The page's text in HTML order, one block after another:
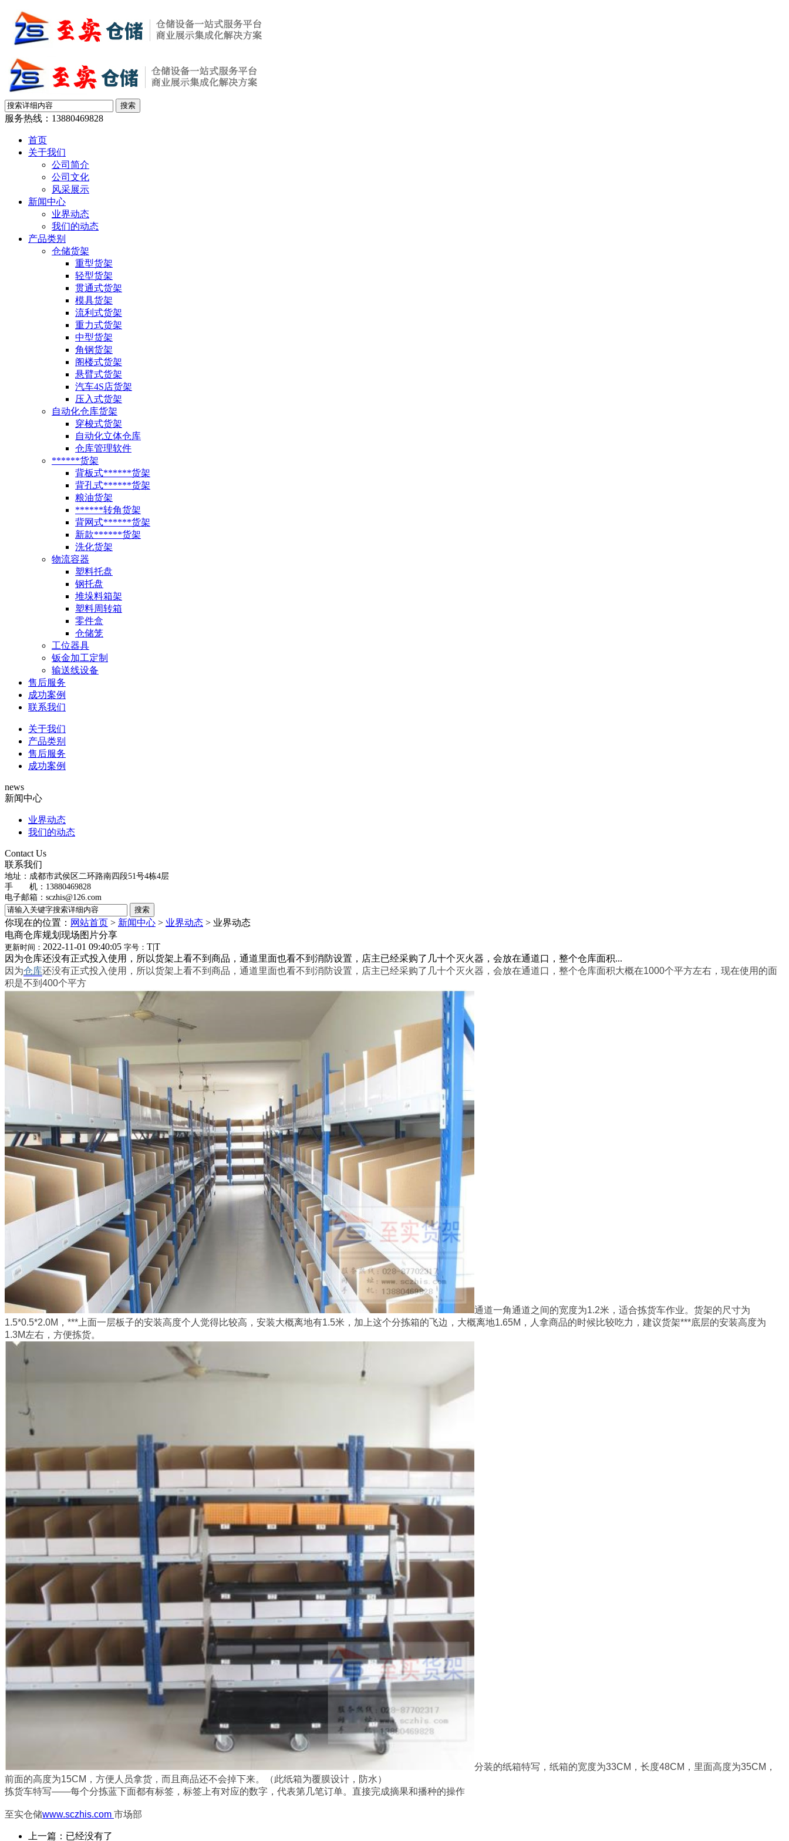
服务热线： 13880469828
首页
关于我们
公司简介
公司文化
风采展示
新闻中心
业界动态
我们的动态
产品类别
仓储货架
重型货架
轻型货架
贯通式货架
模具货架
流利式货架
重力式货架
中型货架
角钢货架
阁楼式货架
悬臂式货架
汽车4S店货架
压入式货架
自动化仓库货架
穿梭式货架
自动化立体仓库
仓库管理软件
******货架
背板式******货架
背孔式******货架
粮油货架
******转角货架
背网式******货架
新款******货架
洗化货架
物流容器
塑料托盘
钢托盘
堆垛料箱架
塑料周转箱
零件盒
仓储笼
工位器具
钣金加工定制
输送线设备
售后服务
成功案例
联系我们
关于我们
产品类别
售后服务
成功案例
news
新闻中心
业界动态
我们的动态
Contact Us
联系我们
地址： 成都市武侯区二环路南四段51号4栋4层
手 机：13880469828
电子邮箱： sczhis@126.com
你现在的位置： 网站首页 > 新闻中心 > 业界动态 > 业界动态
电商仓库规划现场图片分享
更新时间： 2022-11-01 09:40:05 字号： T|T
因为仓库还没有正式投入使用，所以货架上看不到商品，通道里面也看不到消防设置，店主已经采购了几十个灭火器，会放在通道口，整个仓库面积...
因为仓库还没有正式投入使用，所以货架上看不到商品，通道里面也看不到消防设置，店主已经采购了几十个灭火器，会放在通道口，整个仓库面积大概在1000个平方左右，现在使用的面
积是不到400个平方
通道一角通道之间的宽度为1.2米，适合拣货车作业。货架的尺寸为
1.5*0.5*2.0M，***上面一层板子的安装高度个人觉得比较高，安装大概离地有1.5米，加上这个分拣箱的飞边，大概离地1.65M，人拿商品的时候比较吃力，建议货架***底层的安装高度为
1.3M左右，方便拣货。
分装的纸箱特写，纸箱的宽度为33CM，长度48CM，里面高度为35CM，
前面的高度为15CM，方便人员拿货，而且商品还不会掉下来。（此纸箱为覆膜设计，防水）
拣货车特写——每个分拣蓝下面都有标签，标签上有对应的数字，代表第几笔订单。直接完成摘果和播种的操作
至实仓储www.sczhis.com 市场部
上一篇：已经没有了